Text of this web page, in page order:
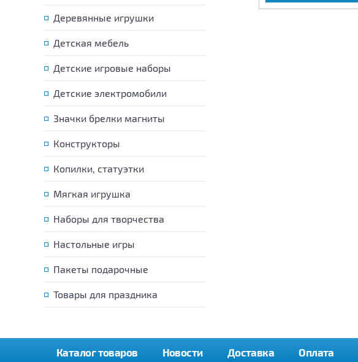
Деревянные игрушки
Детская мебель
Детские игровые наборы
Детские электромобили
Значки брелки магниты
Конструкторы
Копилки, статуэтки
Мягкая игрушка
Наборы для творчества
Настольные игры
Пакеты подарочные
Товары для праздника
Каталог товаров Новости Доставка Оплата